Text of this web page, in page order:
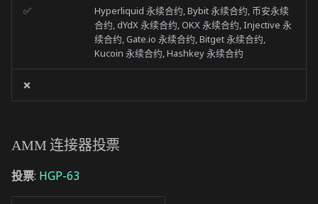
✅
Hyperliquid 永续合约, Bybit 永续合约, 币安永续
合约, dYdX 永续合约, OKX 永续合约, Injective 永
续合约, Gate.io 永续合约, Bitget 永续合约,
Kucoin 永续合约, Hashkey 永续合约
❌
AMM 连接器投票
投票: HGP-63